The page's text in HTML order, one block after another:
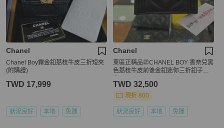
Chanel
Chanel Boy霧金釦荔枝牛皮三折短夾
(附購證)
TWD 17,999
狀況良好 本地 免運
Chanel
東區正精品㊣CHANEL BOY 香奈兒黑
色荔枝牛皮前後金釦迷你三折釦子短
TWD 32,500
現折 800
狀況良好 本地 免運